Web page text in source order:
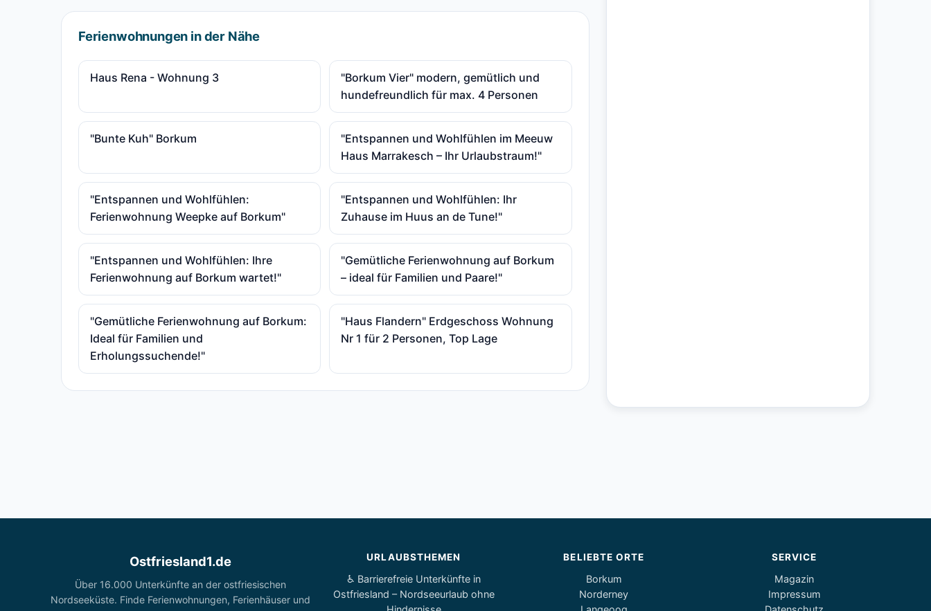
Ferienwohnungen in der Nähe
Haus Rena - Wohnung 3
"Borkum Vier" modern, gemütlich und
hundefreundlich für max. 4 Personen
"Bunte Kuh" Borkum
"Entspannen und Wohlfühlen im Meeuw
Haus Marrakesch – Ihr Urlaubstraum!"
"Entspannen und Wohlfühlen:
Ferienwohnung Weepke auf Borkum"
"Entspannen und Wohlfühlen: Ihr
Zuhause im Huus an de Tune!"
"Entspannen und Wohlfühlen: Ihre
Ferienwohnung auf Borkum wartet!"
"Gemütliche Ferienwohnung auf Borkum
– ideal für Familien und Paare!"
"Gemütliche Ferienwohnung auf Borkum:
Ideal für Familien und
Erholungssuchende!"
"Haus Flandern" Erdgeschoss Wohnung
Nr 1 für 2 Personen, Top Lage
Ostfriesland1.de
Über 16.000 Unterkünfte an der ostfriesischen
Nordseeküste. Finde Ferienwohnungen, Ferienhäuser und
URLAUBSTHEMEN
♿ Barrierefreie Unterkünfte in
Ostfriesland – Nordseeurlaub ohne
BELIEBTE ORTE
Borkum
Norderney
SERVICE
Magazin
Impressum